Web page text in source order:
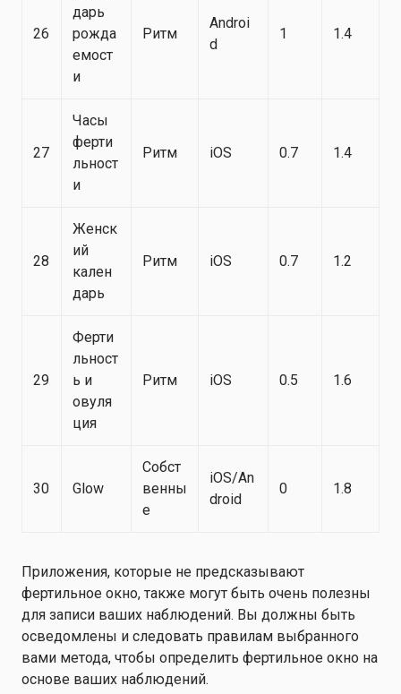
26
дарь
рожда
емост
и
Ритм
Androi
d
1 1.4
27
Часы
ферти
льност
и
Ритм iOS 0.7 1.4
28
Женск
ий
кален
дарь
Ритм iOS 0.7 1.2
29
Ферти
льност
ь и
овуля
ция
Ритм iOS 0.5 1.6
30 Glow
Собст
венны
е
iOS/An
droid
0 1.8
Приложения, которые не предсказывают
фертильное окно, также могут быть очень полезны
для записи ваших наблюдений. Вы должны быть
осведомлены и следовать правилам выбранного
вами метода, чтобы определить фертильное окно на
основе ваших наблюдений.